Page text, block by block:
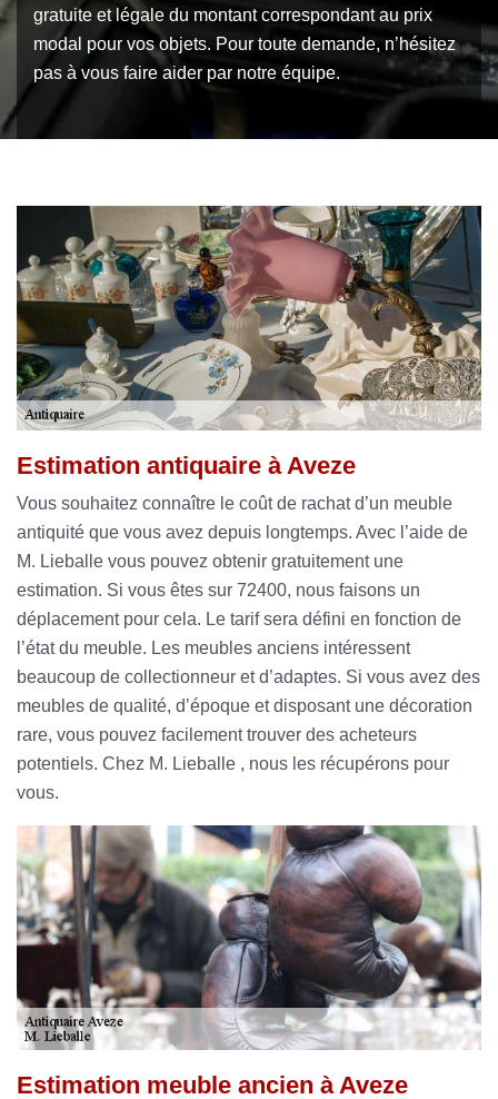
gratuite et légale du montant correspondant au prix
modal pour vos objets. Pour toute demande, n’hésitez
pas à vous faire aider par notre équipe.
Estimation antiquaire à Aveze
Vous souhaitez connaître le coût de rachat d’un meuble
antiquité que vous avez depuis longtemps. Avec l’aide de
M. Lieballe vous pouvez obtenir gratuitement une
estimation. Si vous êtes sur 72400, nous faisons un
déplacement pour cela. Le tarif sera défini en fonction de
l’état du meuble. Les meubles anciens intéressent
beaucoup de collectionneur et d’adaptes. Si vous avez des
meubles de qualité, d’époque et disposant une décoration
rare, vous pouvez facilement trouver des acheteurs
potentiels. Chez M. Lieballe , nous les récupérons pour
vous.
Estimation meuble ancien à Aveze